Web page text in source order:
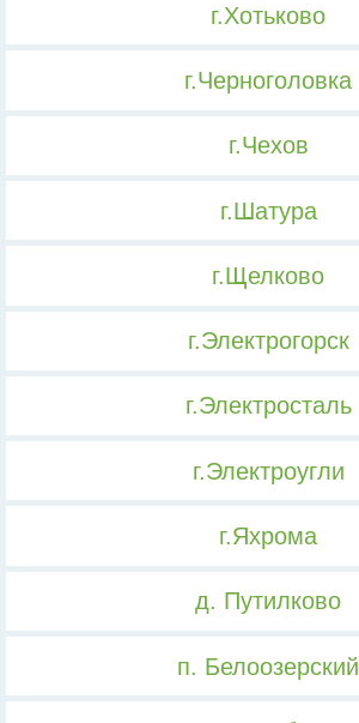
г.Хотьково
г.Черноголовка
г.Чехов
г.Шатура
г.Щелково
г.Электрогорск
г.Электросталь
г.Электроугли
г.Яхрома
д. Путилково
п. Белоозерский